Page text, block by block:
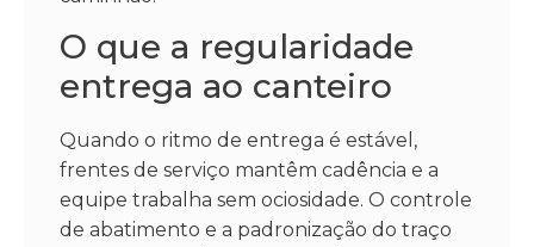
O que a regularidade
entrega ao canteiro
Quando o ritmo de entrega é estável,
frentes de serviço mantêm cadência e a
equipe trabalha sem ociosidade. O controle
de abatimento e a padronização do traço